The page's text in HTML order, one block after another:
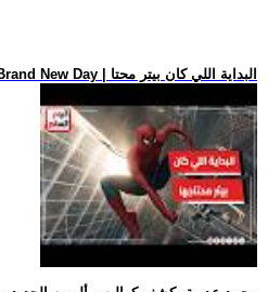
.. فيلم Spider-Man: Brand New Day | البداية اللي كان بيتر محتا